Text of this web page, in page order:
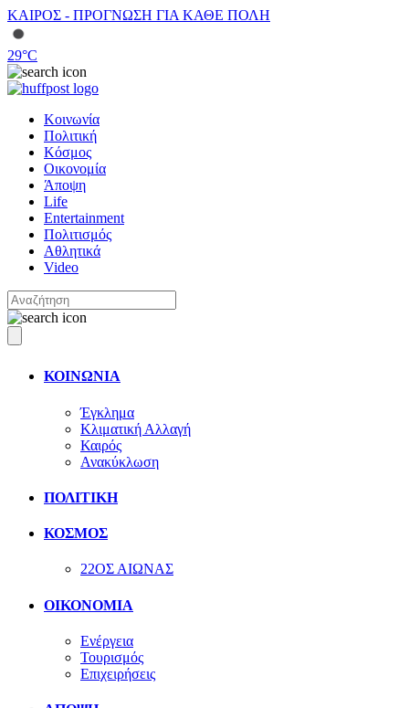
ΚΑΙΡΟΣ - ΠΡΟΓΝΩΣΗ ΓΙΑ ΚΑΘΕ ΠΟΛΗ
29°C
Κοινωνία
Πολιτική
Κόσμος
Οικονομία
Άποψη
Life
Entertainment
Πολιτισμός
Αθλητικά
Video
ΚΟΙΝΩΝΙΑ
Έγκλημα
Κλιματική Αλλαγή
Καιρός
Ανακύκλωση
ΠΟΛΙΤΙΚΗ
ΚΟΣΜΟΣ
22ΟΣ ΑΙΩΝΑΣ
ΟΙΚΟΝΟΜΙΑ
Ενέργεια
Τουρισμός
Επιχειρήσεις